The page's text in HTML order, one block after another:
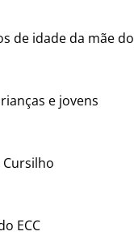
de idade da mãe
e jovens
Cursilho
ECC